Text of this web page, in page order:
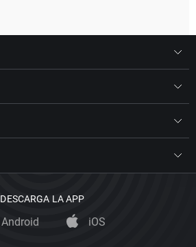
DESCARGA LA APP
Android iOS